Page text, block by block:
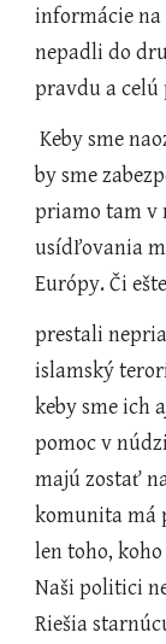
informácie na
nepadli do
pravdu a celú
Keby sme naozaj chceli pomáhať, za tie isté peniaze
by sme
priamo tam v
usídľovania
Európy. Či
prestali
islamský
keby sme ich
pomoc v
majú zostať
komunita má
len toho,
Naši politici
Riešia